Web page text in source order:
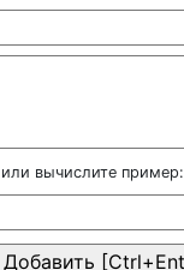
вычислите пример: